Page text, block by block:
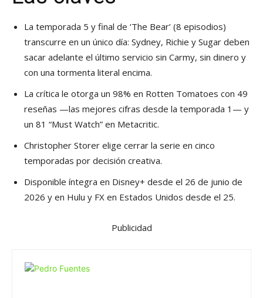
La temporada 5 y final de ‘The Bear’ (8 episodios)
transcurre en un único día: Sydney, Richie y Sugar deben
sacar adelante el último servicio sin Carmy, sin dinero y
con una tormenta literal encima.
La crítica le otorga un 98% en Rotten Tomatoes con 49
reseñas —las mejores cifras desde la temporada 1— y
un 81 “Must Watch” en Metacritic.
Christopher Storer elige cerrar la serie en cinco
temporadas por decisión creativa.
Disponible íntegra en Disney+ desde el 26 de junio de
2026 y en Hulu y FX en Estados Unidos desde el 25.
Publicidad